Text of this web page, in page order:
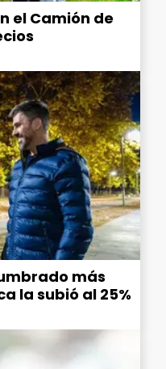
el Camión de
más
la subió al 25%